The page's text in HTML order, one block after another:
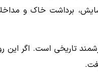
اما امروز، بر اثر فرسایش، برداشت خاک و
تاریخی است. اگر این